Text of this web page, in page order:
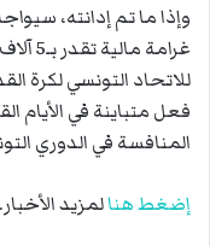
وإذا ما تم إدانته،
غرامة
للاتحاد التونسي لكرة
فعل متباينة في الأيام
المنافسة في الدوري
إضغط هنالمزيد الأخبار.